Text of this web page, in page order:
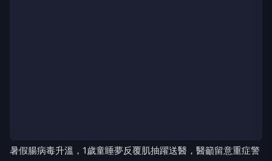
暑假腸病毒升溫，1歲童睡夢反覆肌抽躍送醫，醫籲留意重症警